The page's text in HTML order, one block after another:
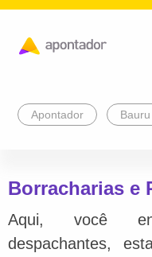
Apontador Bauru
Borracharias e
Aqui, você
despachantes,